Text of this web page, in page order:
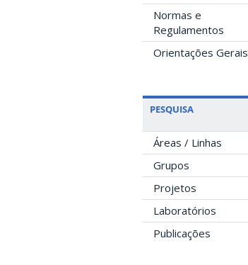
Normas e
Regulamentos
Orientações Gerais
PESQUISA
Áreas / Linhas
Grupos
Projetos
Laboratórios
Publicações